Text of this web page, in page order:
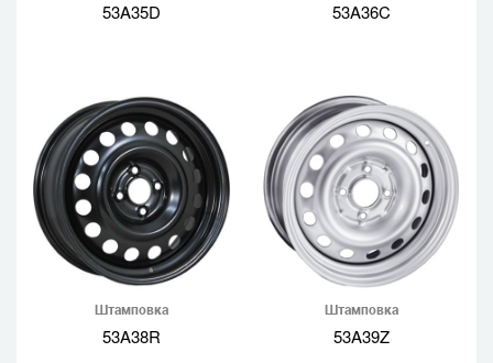
53A35D 53A36C
Штамповка
53A38R
Штамповка
53A39Z